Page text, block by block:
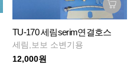
TU-170 세림serim연결호스
세림,보보 소변기용
12,000원